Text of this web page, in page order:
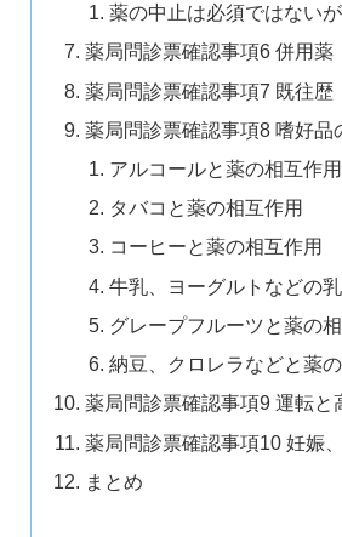
薬の中止は必須ではない
薬局問診票確認事項6 併用薬
薬局問診票確認事項7 既往歴
薬局問診票確認事項8 嗜好品
アルコールと薬の相互作用
タバコと薬の相互作用
コーヒーと薬の相互作用
牛乳、ヨーグルトなどの
グレープフルーツと薬の
納豆、クロレラなどと薬
薬局問診票確認事項9 運転と
薬局問診票確認事項10 妊娠
まとめ